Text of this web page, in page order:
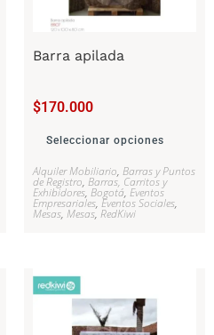
Barra apilada
$170.000
Seleccionar opciones
Alquiler Mobiliario, Barras y Puntos
de Registro, Barras, Carritos y
Exhibidores, Bogotá, Eventos
Empresariales, Eventos Sociales,
Mesas, Mesas, RedKiwi